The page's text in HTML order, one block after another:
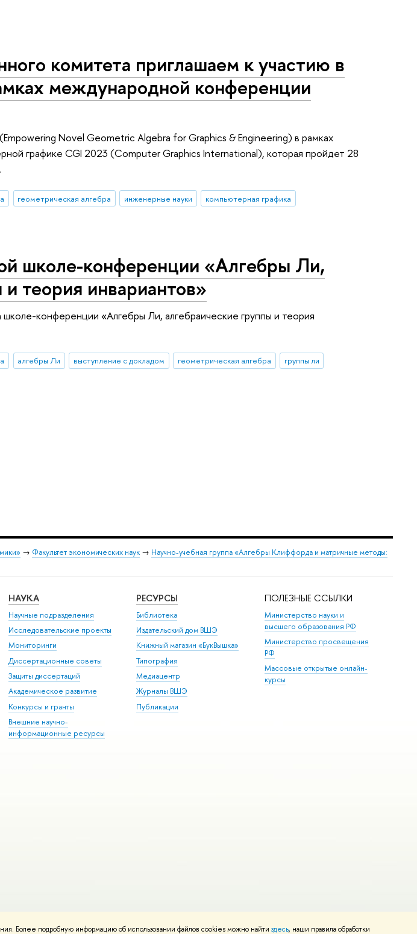
Более подробную информацию об использовании файлов cookies можно найти здесь, наши правила обработки
комитета приглашаем к участию в
международной конференции
Novel Geometric Algebra for Graphics & Engineering) в рамках
графике CGI 2023 (Computer Graphics International), которая пройдет 28
геометрическая алгебра инженерные науки
компьютерная графика
школе-конференции «Алгебры Ли,
теория инвариантов»
конференции «Алгебры Ли, алгебраические группы и теория
алгебры Ли выступление с докладом геометрическая алгебра
группы ли
→ Факультет экономических наук → Научно-учебная группа «Алгебры Клиффорда и матричные методы:
НАУКА
Научные подразделения
Исследовательские проекты
Мониторинги
Диссертационные советы
Защиты диссертаций
Академическое развитие
Конкурсы и гранты
Внешние научно-
информационные ресурсы
РЕСУРСЫ
Библиотека
Издательский дом ВШЭ
Книжный магазин «БукВышка»
Типография
Медиацентр
Журналы ВШЭ
Публикации
ПОЛЕЗНЫЕ ССЫЛКИ
Министерство науки и
высшего образования РФ
Министерство просвещения
РФ
Массовые открытые онлайн-
курсы
Политика конфиденциальности Карта сайта